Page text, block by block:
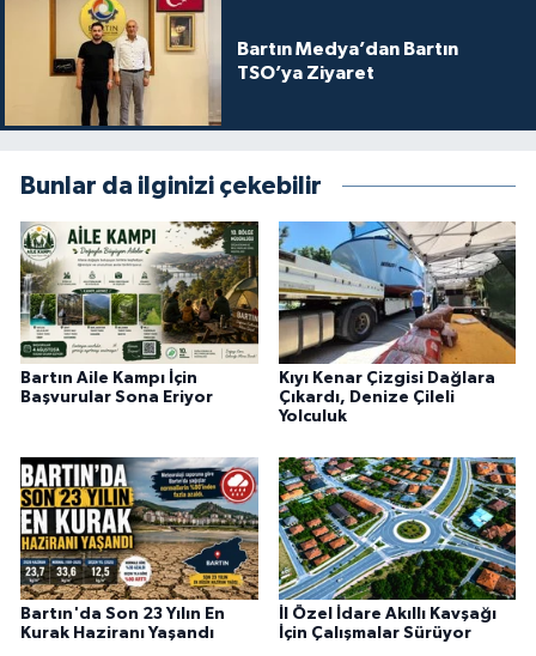
Bartın Medya’dan Bartın
TSO’ya Ziyaret
Bunlar da ilginizi çekebilir
Bartın Aile Kampı İçin
Başvurular Sona Eriyor
Kıyı Kenar Çizgisi Dağlara
Çıkardı, Denize Çileli
Yolculuk
Bartın'da Son 23 Yılın En
Kurak Haziranı Yaşandı
İl Özel İdare Akıllı Kavşağı
İçin Çalışmalar Sürüyor